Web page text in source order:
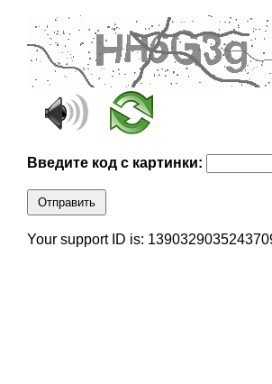
Введите код с картинки:
Отправить
Your support ID is: